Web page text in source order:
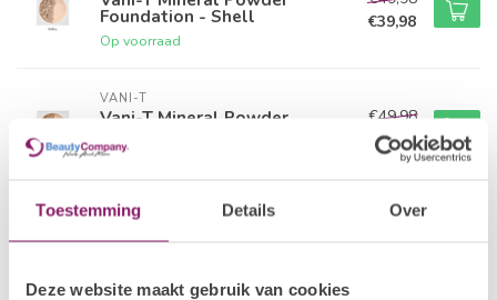
Toestemming Details Over
Deze website maakt gebruik van cookies
Foundation - Shell
Op voorraad
€39,98
VANI-T
Vani-T Mineral Powder
Op voorraad
€49,98
€39,98
VANI-T
Vani-T Mineral Powder